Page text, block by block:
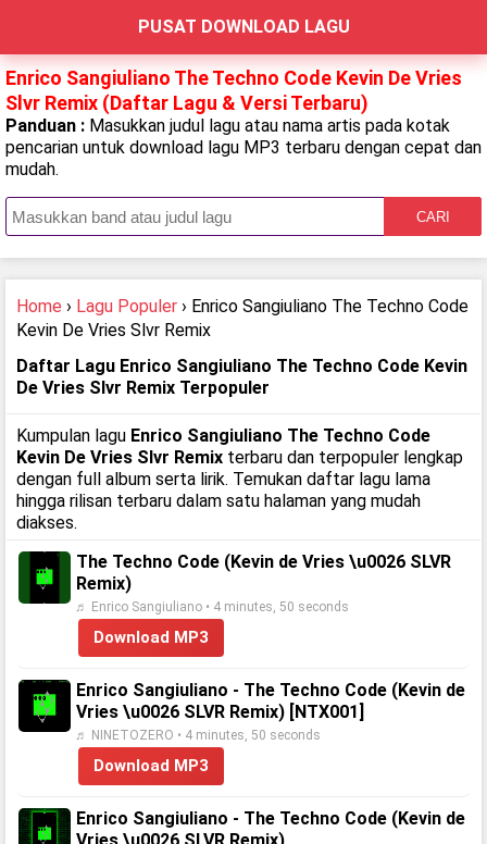
PUSAT DOWNLOAD LAGU
Enrico Sangiuliano The Techno Code Kevin De Vries
Slvr Remix (Daftar Lagu & Versi Terbaru)
Panduan : Masukkan judul lagu atau nama artis pada kotak
pencarian untuk download lagu MP3 terbaru dengan cepat dan
mudah.
CARI
Home › Lagu Populer › Enrico Sangiuliano The Techno Code
Kevin De Vries Slvr Remix
Daftar Lagu Enrico Sangiuliano The Techno Code Kevin
De Vries Slvr Remix Terpopuler
Kumpulan lagu Enrico Sangiuliano The Techno Code
Kevin De Vries Slvr Remix terbaru dan terpopuler lengkap
dengan full album serta lirik. Temukan daftar lagu lama
hingga rilisan terbaru dalam satu halaman yang mudah
diakses.
The Techno Code (Kevin de Vries \u0026 SLVR
Remix)
♬ Enrico Sangiuliano • 4 minutes, 50 seconds
Download MP3
Enrico Sangiuliano - The Techno Code (Kevin de
Vries \u0026 SLVR Remix) [NTX001]
♬ NINETOZERO • 4 minutes, 50 seconds
Download MP3
Enrico Sangiuliano - The Techno Code (Kevin de